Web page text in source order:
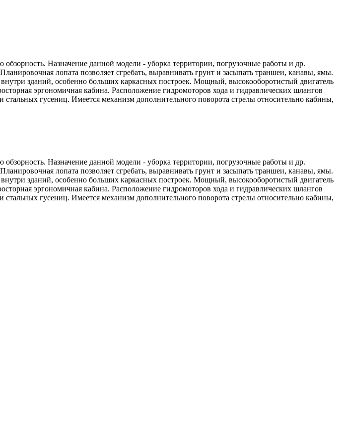
Назначение данной модели - уборка территории, погрузочные работы и др.
лопата позволяет сгребать, выравнивать грунт и засыпать траншеи, канавы, ямы.
зданий, особенно больших каркасных построек. Мощный, высокооборотистый двигатель
эргономичная кабина. Расположение гидромоторов хода и гидравлических шлангов
гусениц. Имеется механизм дополнительного поворота стрелы относительно кабины,
Назначение данной модели - уборка территории, погрузочные работы и др.
лопата позволяет сгребать, выравнивать грунт и засыпать траншеи, канавы, ямы.
зданий, особенно больших каркасных построек. Мощный, высокооборотистый двигатель
эргономичная кабина. Расположение гидромоторов хода и гидравлических шлангов
гусениц. Имеется механизм дополнительного поворота стрелы относительно кабины,